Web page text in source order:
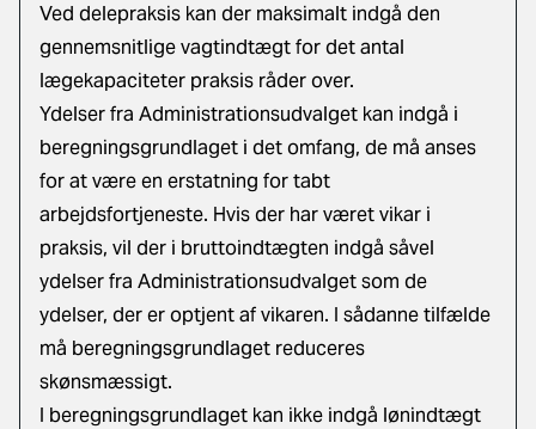
Ved delepraksis kan der maksimalt indgå den
gennemsnitlige vagtindtægt for det antal
lægekapaciteter praksis råder over.
Ydelser fra Administrationsudvalget kan indgå i
beregningsgrundlaget i det omfang, de må anses
for at være en erstatning for tabt
arbejdsfortjeneste. Hvis der har været vikar i
praksis, vil der i bruttoindtægten indgå såvel
ydelser fra Administrationsudvalget som de
ydelser, der er optjent af vikaren. I sådanne tilfælde
må beregningsgrundlaget reduceres
skønsmæssigt.
I beregningsgrundlaget kan ikke indgå lønindtægt